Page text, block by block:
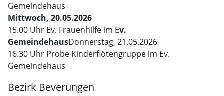
Gemeindehaus
Mittwoch, 20.05.2026
15.00 Uhr Ev. Frauenhilfe im Ev.
GemeindehausDonnerstag, 21.05.2026
16.30 Uhr Probe Kinderflötengruppe im Ev.
Gemeindehaus
Bezirk Beverungen